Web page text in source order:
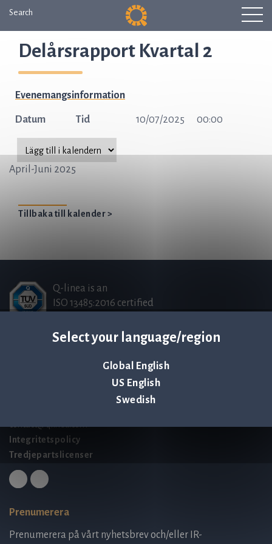
Select your language/region
Global English
US English
Swedish
Search
Delårsrapport Kvartal 2
April-Juni 2025
Evenemangsinformation
Datum 10/07/2025
Tid 00:00
Tillbaka till kalender >
Q-linea is an
ISO 13485:2016 certified
Integritetspolicy
Tredjepartslicenser
Prenumerera
Prenumerera på vårt nyhetsbrev och/eller IR-